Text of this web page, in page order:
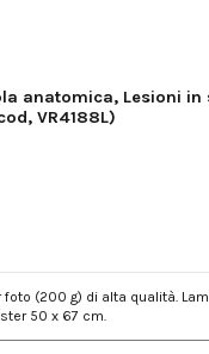
anatomica, Lesioni in
VR4188L)
(200 g) di alta qualità.
50 x 67 cm.